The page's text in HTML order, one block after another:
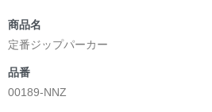
商品名
定番ジップパーカー
品番
00189-NNZ